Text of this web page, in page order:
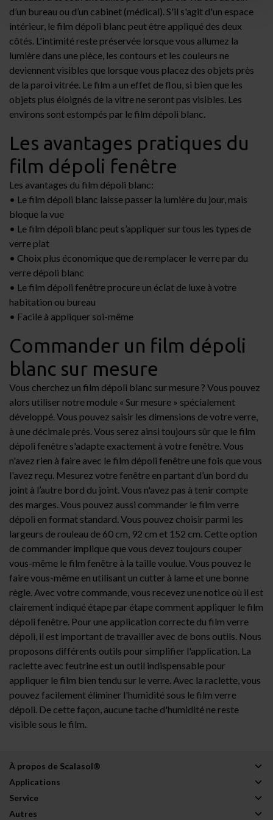
d’un bureau ou d’un cabinet (médical). S'il s'agit d'un espace
intérieur, le film dépoli blanc peut être appliqué des deux
côtés. L'intimité reste préservée lorsque vous allumez la
lumière dans une pièce, les contours et les couleurs ne
deviennent visibles que lorsque vous placez des objets près
de la paroi vitrée. Le film a un effet de flou, si bien que les
objets plus éloignés de la vitre ne seront pas visibles. Les
environs sont estompés par le film dépoli blanc.
Les avantages pratiques du
film dépoli fenêtre
Les avantages du film dépoli blanc:
• Le film dépoli blanc laisse passer la lumière du jour, mais
bloque la vue
• Le film dépoli blanc peut s’appliquer sur tous les types de
verre plat
• Choix plus économique que de remplacer le verre par du
verre dépoli blanc
• Le film dépoli fenêtre procure un éclat de luxe à votre
habitation ou bureau
• Facile à appliquer soi-même
Commander un film dépoli
blanc sur mesure
Vous cherchez un film dépoli blanc sur mesure ? Vous pouvez
alors utiliser notre module « Sur mesure » spécialement
développé. Vous pouvez saisir les dimensions de votre verre,
à une décimale près. Vous serez ainsi toujours sûr que le film
dépoli fenêtre s'adapte exactement à votre fenêtre. Vous
n'avez rien à faire avec le film dépoli fenêtre une fois que vous
l'avez reçu. Mesurez votre fenêtre en partant d’un bord du
joint à l’autre bord du joint. Vous n'avez pas à tenir compte
des marges. Vous pouvez aussi commander le film verre
dépoli en format standard. Vous pouvez choisir parmi les
largeurs de rouleau de 60 cm, 92 cm et 152 cm. Cette option
de commander implique que vous devez toujours couper
vous-même le film fenêtre à la taille voulue. Vous pouvez le
faire vous-même en utilisant un cutter à lame et une bonne
règle. Avec votre commande, vous recevez une notice où il est
clairement indiqué étape par étape comment appliquer le film
dépoli fenêtre. Pour une application correcte du film verre
dépoli, il est important de travailler avec de bons outils. Nous
proposons différents outils pour simplifier l'application. La
raclette avec feutrine est un outil indispensable pour
appliquer le film bien tendu sur le verre. Avec la raclette, vous
pouvez facilement éliminer l'humidité sous le film verre
dépoli. De cette façon, aucune tache d'humidité ne reste
visible sous le film.
À propos de Scalasol®
Applications
Service
Autres